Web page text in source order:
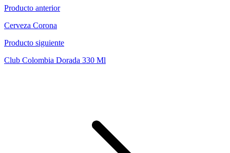
Producto anterior
Cerveza Corona
Producto siguiente
Club Colombia Dorada 330 Ml